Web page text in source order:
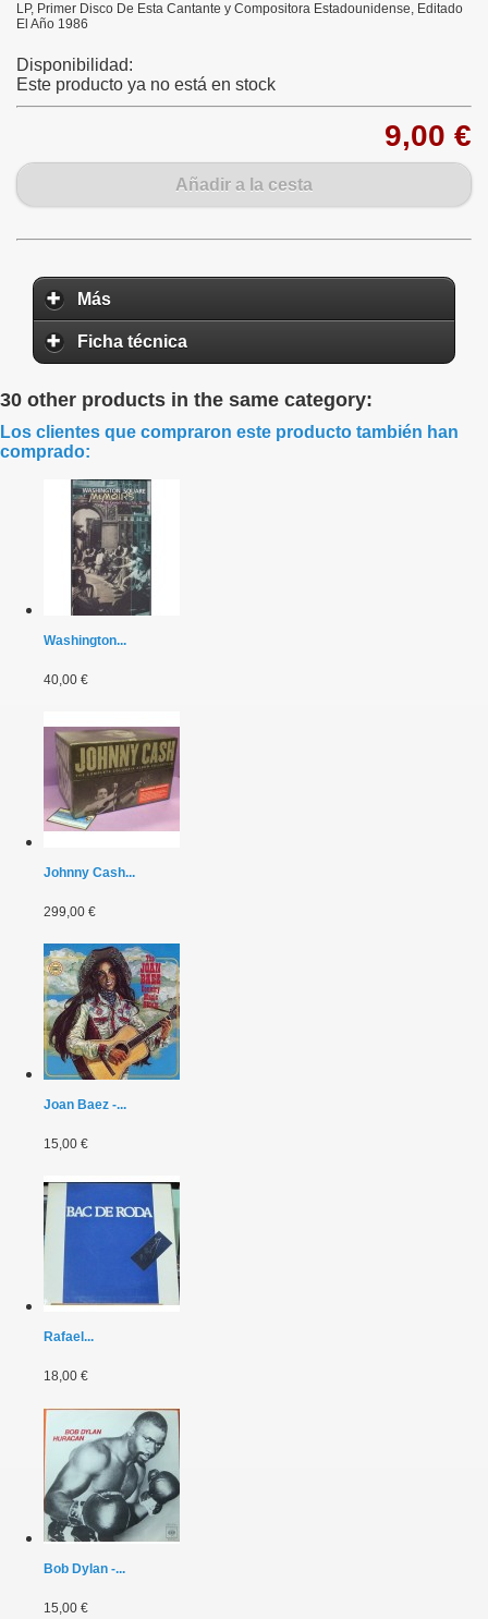
LP, Primer Disco De Esta Cantante y Compositora Estadounidense, Editado
El Año 1986
Disponibilidad:
Este producto ya no está en stock
9,00 €
Añadir a la cesta
Más
Ficha técnica
30 other products in the same category:
Los clientes que compraron este producto también han
comprado:
Washington...
40,00 €
Johnny Cash...
299,00 €
Joan Baez -...
15,00 €
Rafael...
18,00 €
Bob Dylan -...
15,00 €